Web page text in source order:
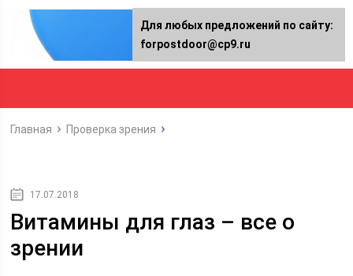
Главная Проверка зрения
17.07.2018
Витамины для глаз – все о
зрении
Для любых предложений по сайту:
forpostdoor@cp9.ru